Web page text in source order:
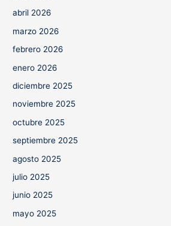
abril 2026
marzo 2026
febrero 2026
enero 2026
diciembre 2025
noviembre 2025
octubre 2025
septiembre 2025
agosto 2025
julio 2025
junio 2025
mayo 2025